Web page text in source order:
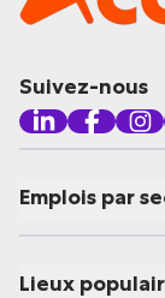
Suivez-nous
Emplois par
Lieux